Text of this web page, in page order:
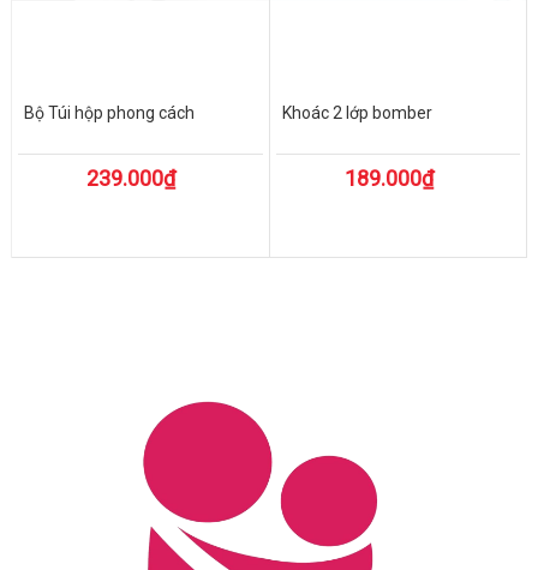
Bộ Túi hộp phong cách
239.000₫
Khoác 2 lớp bomber
189.000₫